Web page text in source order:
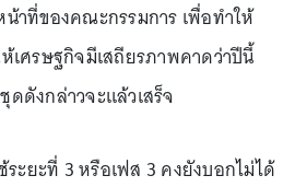
น้าที่ของคณะกรรมการ เพื่อทำให้
เศรษฐกิจมีเสถียรภาพคาดว่าปีนี้
ดังกล่าวจะแล้วเสร็จ
ระยะที่ 3 หรือเฟส 3 คงยังบอกไม่ได้